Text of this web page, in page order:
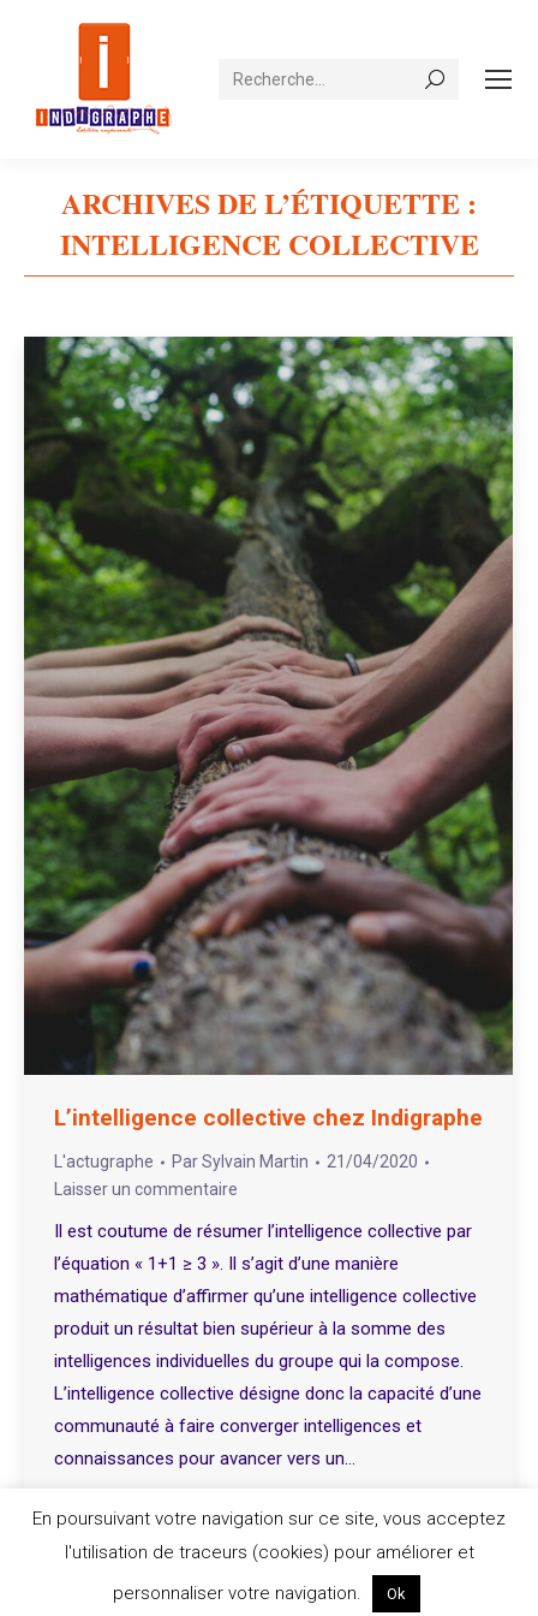
Recherche
ARCHIVES DE L’ÉTIQUETTE :
INTELLIGENCE COLLECTIVE
Vous êtes ici :
L’intelligence collective chez Indigraphe
L'actugraphe ParSylvain Martin
21/04/2020
Laisser un commentaire
Il est coutume de résumer l’intelligence collective par
l’équation « 1+1 ≥ 3 ». Il s’agit d’une manière
mathématique d’affirmer qu’une intelligence collective
produit un résultat bien supérieur à la somme des
intelligences individuelles du groupe qui la compose.
L’intelligence collective désigne donc la capacité d’une
communauté à faire converger intelligences et
connaissances pour avancer vers un…
En poursuivant votre navigation sur ce site, vous acceptez
l'utilisation de traceurs (cookies) pour améliorer et
personnaliser votre navigation.
Ok